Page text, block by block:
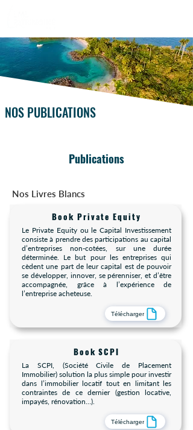
NOS PUBLICATIONS
Publications
Nos Livres Blancs
Book Private Equity
Le Private Equity ou le Capital Investissement
consiste à prendre des participations au capital
d’entreprises non-cotées, sur une durée
déterminée. Le but pour les entreprises qui
cèdent une part de leur capital est de pouvoir
se développer, innover, se pérenniser, et d’être
accompagnée, grâce à l’expérience de
l’entreprise acheteuse.
Télécharger
Book SCPI
La SCPI, (Société Civile de Placement
Immobilier) solution la plus simple pour investir
dans l’immobilier locatif tout en limitant les
contraintes de ce dernier (gestion locative,
impayés, rénovation…).
Télécharger